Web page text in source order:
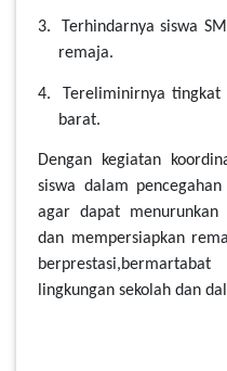
3. Terhindarnya siswa
remaja.
4. Tereliminirnya tingkat
barat.
Dengan kegiatan
siswa dalam
agar dapat menurunkan
dan mempersiapkan
lingkungan sekolah dan